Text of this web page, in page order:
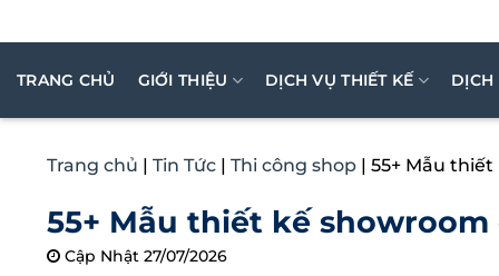
TRANG CHỦ GIỚI THIỆU DỊCH VỤ THIẾT KẾ DỊCH
Trang chủ | Tin Tức | Thi công shop | 55+ Mẫu
55+ Mẫu thiết kế
Cập Nhật 27/07/2026